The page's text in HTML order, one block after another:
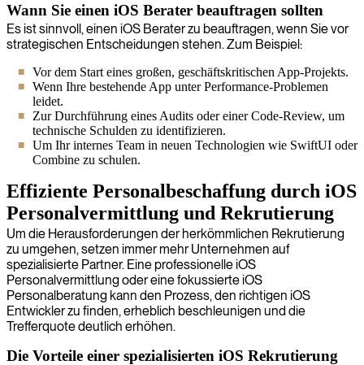
Wann Sie einen iOS Berater beauftragen sollten
Es ist sinnvoll, einen iOS Berater zu beauftragen, wenn Sie vor
strategischen Entscheidungen stehen. Zum Beispiel:
Vor dem Start eines großen, geschäftskritischen App-Projekts.
Wenn Ihre bestehende App unter Performance-Problemen
leidet.
Zur Durchführung eines Audits oder einer Code-Review, um
technische Schulden zu identifizieren.
Um Ihr internes Team in neuen Technologien wie SwiftUI oder
Combine zu schulen.
Effiziente Personalbeschaffung durch iOS
Personalvermittlung und Rekrutierung
Um die Herausforderungen der herkömmlichen Rekrutierung
zu umgehen, setzen immer mehr Unternehmen auf
spezialisierte Partner. Eine professionelle iOS
Personalvermittlung oder eine fokussierte iOS
Personalberatung kann den Prozess, den richtigen iOS
Entwickler zu finden, erheblich beschleunigen und die
Trefferquote deutlich erhöhen.
Die Vorteile einer spezialisierten iOS Rekrutierung